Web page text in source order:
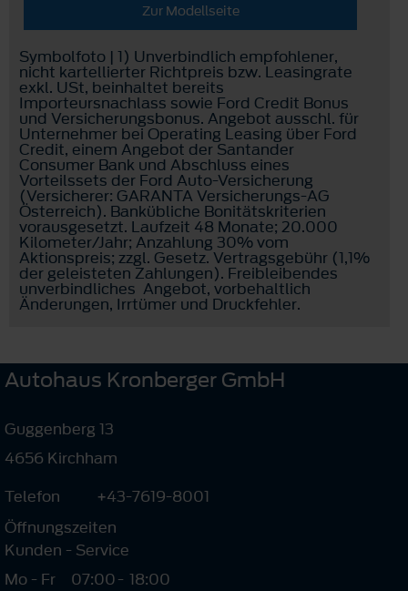
Zur Modellseite
Symbolfoto | 1) Unverbindlich empfohlener,
nicht kartellierter Richtpreis bzw. Leasingrate
exkl. USt, beinhaltet bereits
Importeursnachlass sowie Ford Credit Bonus
und Versicherungsbonus. Angebot ausschl. für
Unternehmer bei Operating Leasing über Ford
Credit, einem Angebot der Santander
Consumer Bank und Abschluss eines
Vorteilssets der Ford Auto-Versicherung
(Versicherer: GARANTA Versicherungs-AG
Österreich). Bankübliche Bonitätskriterien
vorausgesetzt. Laufzeit 48 Monate; 20.000
Kilometer/Jahr; Anzahlung 30% vom
Aktionspreis; zzgl. Gesetz. Vertragsgebühr (1,1%
der geleisteten Zahlungen). Freibleibendes
unverbindliches Angebot, vorbehaltlich
Änderungen, Irrtümer und Druckfehler.
Autohaus Kronberger GmbH
Guggenberg 13
4656 Kirchham
Telefon
+43-7619-8001
Öffnungszeiten
Kunden - Service
Mo - Fr
07:00- 18:00